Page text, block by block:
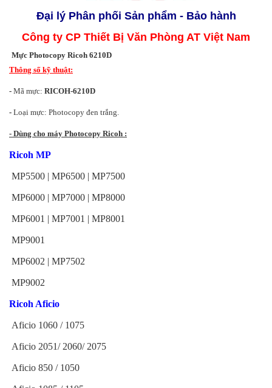
Đại lý Phân phối Sản phẩm - Bảo hành
Công ty CP Thiết Bị Văn Phòng AT Việt Nam
Mực Photocopy Ricoh 6210D
Thông số kỹ thuật:
- Mã mực: RICOH-6210D
- Loại mực: Photocopy đen trắng.
- Dùng cho máy Photocopy Ricoh :
Ricoh MP
MP5500 | MP6500 | MP7500
MP6000 | MP7000 | MP8000
MP6001 | MP7001 | MP8001
MP9001
MP6002 | MP7502
MP9002
Ricoh Aficio
Aficio 1060 / 1075
Aficio 2051/ 2060/ 2075
Aficio 850 / 1050